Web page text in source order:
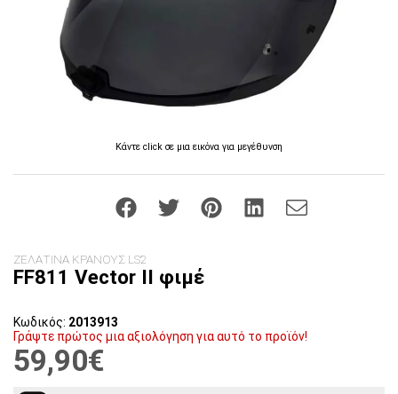
Κάντε click σε μια εικόνα για μεγέθυνση
ΖΕΛΑΤΙΝΑ ΚΡΑΝΟΥΣ LS2
FF811 Vector II φιμέ
Κωδικός: 2013913
Γράψτε πρώτος μια αξιολόγηση για αυτό το προϊόν!
59,90€